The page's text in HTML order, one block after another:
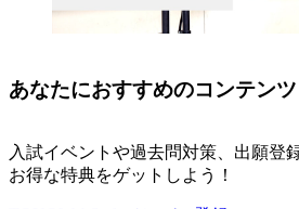
あなたにおすすめのコンテンツ
入試イベントや過去問対策、出願登
お得な特典をゲットしよう！